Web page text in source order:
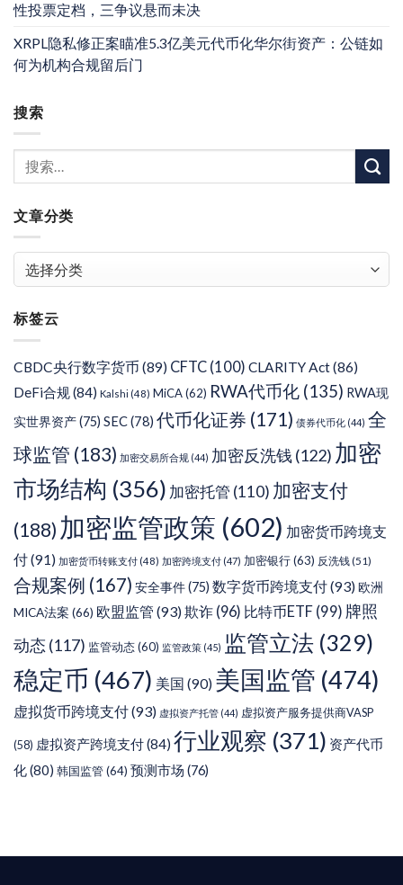
性投票定档，三争议悬而未决
XRPL隐私修正案瞄准5.3亿美元代币化华尔街资产：公链如
何为机构合规留后门
搜索
文章分类
类
标签云
CBDC央行数字货币 (89) CFTC (100) CLARITY Act(86)
DeFi合规(84) Kalshi (48) MiCA(62) RWA代币化 (135) RWA现
实世界资产(75) SEC(78) 代币化证券 (171) 债券代币化 (44) 全
球监管 (183) 加密交易所合规 (44) 加密反洗钱 (122) 加密
市场结构 (356) 加密托管 (110) 加密支付
(188) 加密监管政策 (602) 加密货币跨境支
付(91) 加密货币转账支付 (48) 加密跨境支付 (47) 加密银行(63) 反洗钱(51)
合规案例 (167) 安全事件(75) 数字货币跨境支付(93)欧洲
MICA法案 (66) 欧盟监管 (93)欺诈 (96) 比特币ETF (99) 牌照
动态 (117) 监管动态(60) 监管政策 (45) 监管立法 (329)
稳定币 (467) 美国 (90) 美国监管 (474)
虚拟货币跨境支付(93) 虚拟资产托管 (44) 虚拟资产服务提供商VASP
(58) 虚拟资产跨境支付(84) 行业观察 (371) 资产代币
化(80) 韩国监管(64) 预测市场 (76)